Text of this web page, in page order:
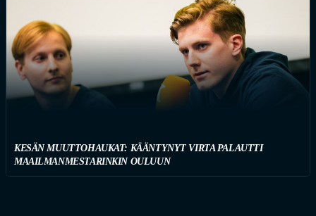
KESÄN MUUTTOHAUKAT: KÄÄNTYNYT VIRTA PALAUTTI
MAAILMANMESTARINKIN OULUUN